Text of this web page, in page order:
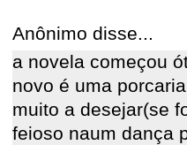
Anônimo disse...
a novela começou
novo é uma
muito a desejar(se
feioso naum dança